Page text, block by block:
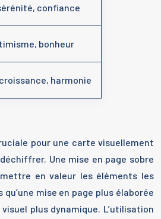
confiance
bonheur
harmonie
pour une carte visuellement
Une mise en page sobre
en valeur les éléments les
mise en page plus élaborée
plus dynamique. L’utilisation